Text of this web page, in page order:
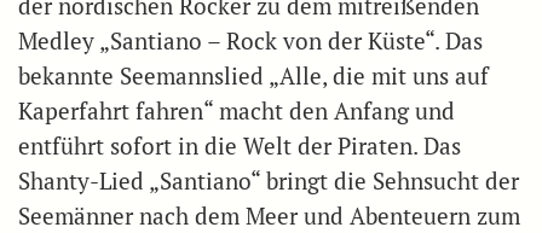
der nordischen Rocker zu dem mitreißenden
Medley „Santiano – Rock von der Küste“. Das
bekannte Seemannslied „Alle, die mit uns auf
Kaperfahrt fahren“ macht den Anfang und
entführt sofort in die Welt der Piraten. Das
Shanty-Lied „Santiano“ bringt die Sehnsucht der
Seemänner nach dem Meer und Abenteuern zum